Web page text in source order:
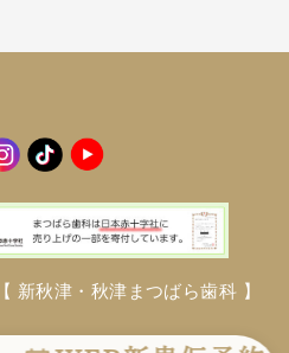
新秋津・秋津まつばら歯科 】